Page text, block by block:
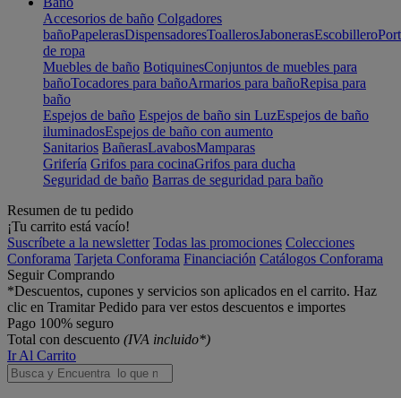
Accesorios de baño Colgadores
bañoPapelerasDispensadoresToallerosJabonerasEscobillero
de ropa
Muebles de baño BotiquinesConjuntos de muebles para
bañoTocadores para bañoArmarios para bañoRepisa para
baño
Espejos de baño Espejos de baño sin LuzEspejos de baño
iluminadosEspejos de baño con aumento
Sanitarios BañerasLavabosMamparas
Grifería Grifos para cocinaGrifos para ducha
Seguridad de baño Barras de seguridad para baño
Resumen de tu pedido
¡Tu carrito está vacío!
Suscríbete a la newsletter Todas las promociones Colecciones
Conforama Tarjeta Conforama Financiación Catálogos Conforama
Seguir Comprando
*Descuentos, cupones y servicios son aplicados en el carrito. Haz
clic en Tramitar Pedido para ver estos descuentos e importes
Pago 100% seguro
Total con descuento (IVA incluido*)
Ir Al Carrito